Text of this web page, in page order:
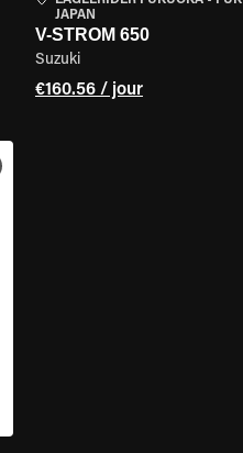
JAPAN
V-STROM 650
Suzuki
€160.56 / jour
VOIR LES SPÉCIFICATIONS DE LA